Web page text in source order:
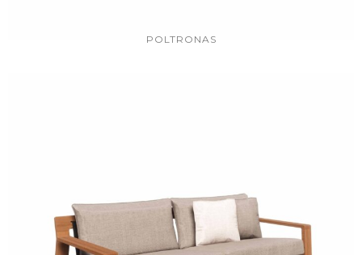
POLTRONAS